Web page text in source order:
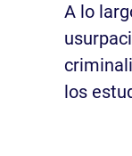
A lo
los